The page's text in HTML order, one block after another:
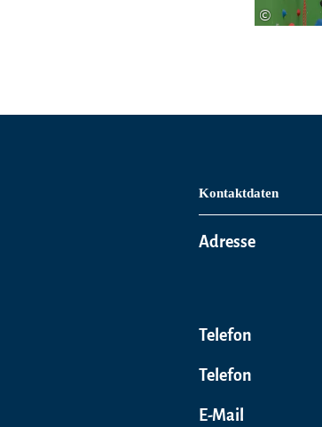
©
Kontaktdaten
Adresse
Telefon
Telefon
E-Mail